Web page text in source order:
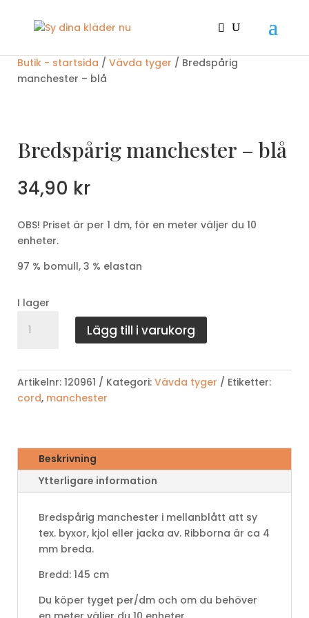
Butik - startsida / Vävda tyger / Bredspårig
manchester – blå
Bredspårig manchester – blå
34,90 kr
OBS! Priset är per 1 dm, för en meter väljer du 10
enheter.
97 % bomull, 3 % elastan
I lager
manchester
mängd
Lägg till i varukorg
Artikelnr: 120961 Kategori: Vävda tyger
Etiketter:
cord, manchester
Beskrivning
Ytterligare information
Bredspårig manchester i mellanblått att sy
tex. byxor, kjol eller jacka av. Ribborna är ca 4
mm breda.
Bredd: 145 cm
Du köper tyget per/dm och om du behöver